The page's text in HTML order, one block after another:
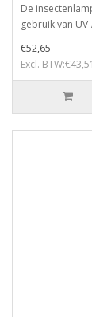
De
gebruik van
€52,65
Excl. BTW:€43,51